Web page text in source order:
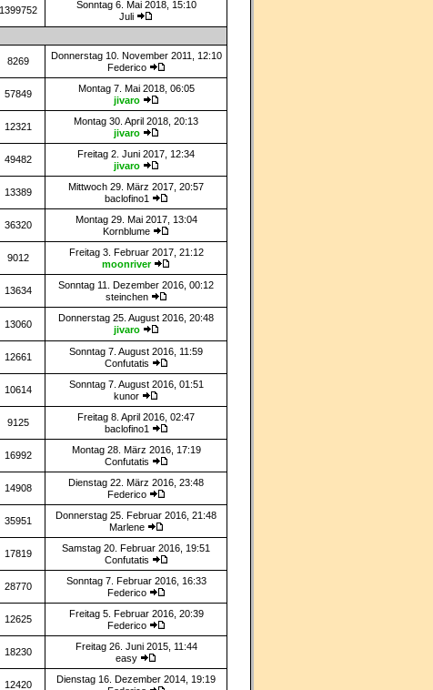
1399752
Sonntag 6. Mai 2018, 15:10
Juli
8269
Donnerstag 10. November 2011, 12:10
Federico
57849
Montag 7. Mai 2018, 06:05
jivaro
12321
Montag 30. April 2018, 20:13
jivaro
49482
Freitag 2. Juni 2017, 12:34
jivaro
13389
Mittwoch 29. März 2017, 20:57
baclofino1
36320
Montag 29. Mai 2017, 13:04
Kornblume
9012
Freitag 3. Februar 2017, 21:12
moonriver
13634
Sonntag 11. Dezember 2016, 00:12
steinchen
13060
Donnerstag 25. August 2016, 20:48
jivaro
12661
Sonntag 7. August 2016, 11:59
Confutatis
10614
Sonntag 7. August 2016, 01:51
kunor
9125
Freitag 8. April 2016, 02:47
baclofino1
16992
Montag 28. März 2016, 17:19
Confutatis
14908
Dienstag 22. März 2016, 23:48
Federico
35951
Donnerstag 25. Februar 2016, 21:48
Marlene
17819
Samstag 20. Februar 2016, 19:51
Confutatis
28770
Sonntag 7. Februar 2016, 16:33
Federico
12625
Freitag 5. Februar 2016, 20:39
Federico
18230
Freitag 26. Juni 2015, 11:44
easy
12420
Dienstag 16. Dezember 2014, 19:19